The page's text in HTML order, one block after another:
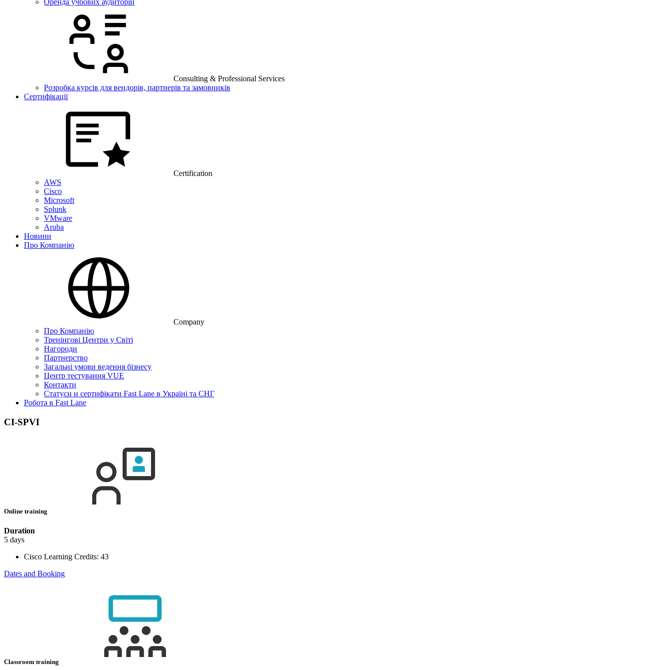
Оренда учбових аудиторій
Consulting & Professional Services
Розробка курсів для вендорів, партнерів та замовників
Сертифікації
Certification
AWS
Cisco
Microsoft
Splunk
VMware
Aruba
Новини
Про Компанію
Company
Про Компанію
Тренінгові Центри у Світі
Нагороди
Партнерство
Загальні умови ведення бізнесу
Центр тестування VUE
Контакти
Статуси и сертифікати Fast Lane в Україні та СНГ
Робота в Fast Lane
CI-SPVI
Online training
Duration
5 days
Cisco Learning Credits: 43
Dates and Booking
Classroom training